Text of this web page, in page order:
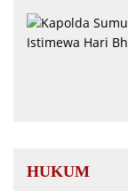
HUKUM